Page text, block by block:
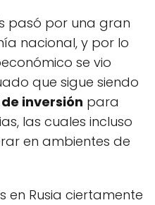
pasó por una gran
nacional, y por lo
se vio
que sigue siendo
inversión para
las cuales incluso
en ambientes de
en Rusia ciertamente